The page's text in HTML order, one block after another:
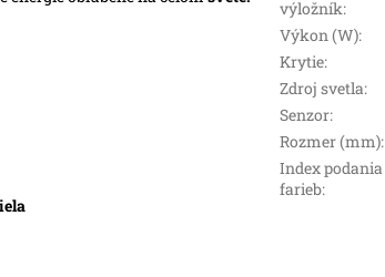
výložník:
Výkon (W):
Krytie:
Zdroj svetla:
Senzor:
Rozmer (mm):
Index podania
farieb: